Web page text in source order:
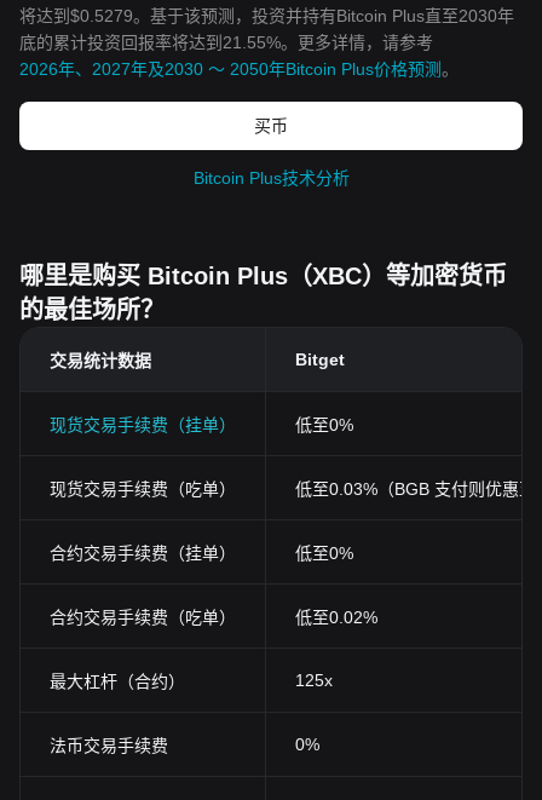
将达到$0.5279。基于该预测，投资并持有Bitcoin Plus直至2030年
底的累计投资回报率将达到21.55%。更多详情，请参考
2026年、2027年及2030 ～ 2050年Bitcoin Plus价格预测。
买币
Bitcoin Plus技术分析
哪里是购买 Bitcoin Plus（XBC）等加密货币
的最佳场所？
交易统计数据 Bitget
现货交易手续费（挂单） 低至0%
现货交易手续费（吃单） 低至0.03%（BGB 支付则优惠至
合约交易手续费（挂单） 低至0%
合约交易手续费（吃单） 低至0.02%
最大杠杆（合约） 125x
法币交易手续费 0%